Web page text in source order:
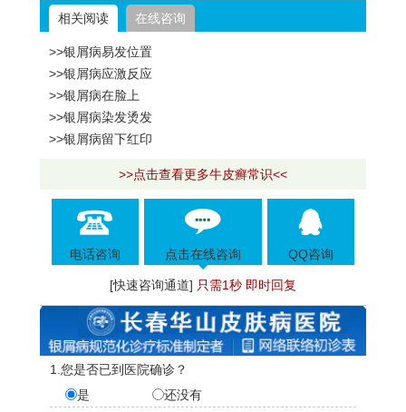
相关阅读 在线咨询
>>银屑病易发位置
>>银屑病应激反应
>>银屑病在脸上
>>银屑病染发烫发
>>银屑病留下红印
>>点击查看更多牛皮癣常识<<
电话咨询 点击在线咨询 QQ咨询
[快速咨询通道] 只需1秒 即时回复
1.您是否已到医院确诊？
是
还没有